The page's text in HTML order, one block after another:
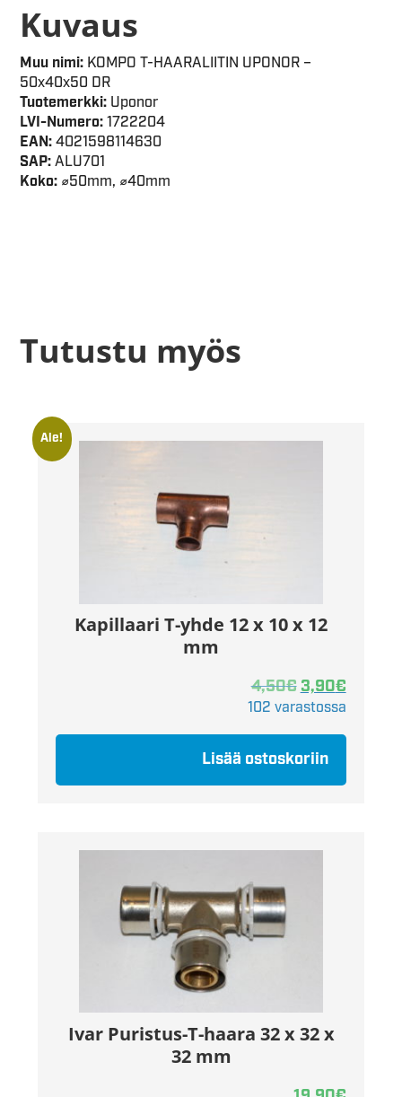
Kuvaus
Muu nimi: KOMPO T-HAARALIITIN UPONOR –
50x40x50 DR
Tuotemerkki: Uponor
LVI-Numero:1722204
EAN:4021598114630
SAP:ALU701
Koko: ⌀50mm, ⌀40mm
Tutustu myös
Ale!
Kapillaari T-yhde 12 x 10 x 12
mm
4,50€3,90€
102 varastossa
Lisää ostoskoriin
Ivar Puristus-T-haara 32 x 32 x
32 mm